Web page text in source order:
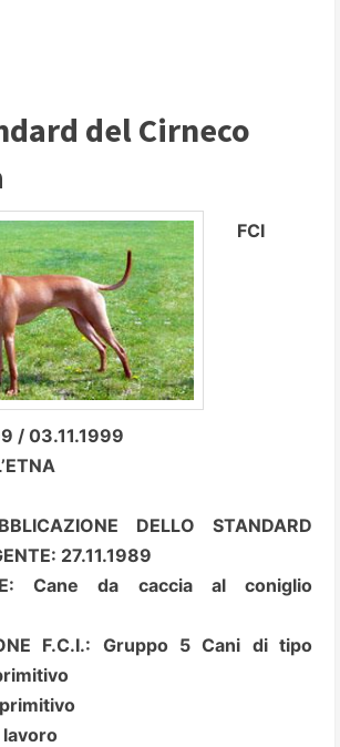
del Cirneco
FCI
/ 03.11.1999
DELLO STANDARD
27.11.1989
Cane da caccia al coniglio
F.C.I.: Gruppo 5 Cani di tipo
lavoro